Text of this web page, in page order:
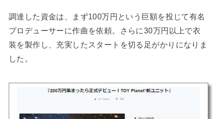
調達した資金は、まず100万円という巨額を投じて有名
プロデューサーに作曲を依頼。さらに30万円以上で衣
装を製作し、充実したスタートを切る足がかりになりま
した。